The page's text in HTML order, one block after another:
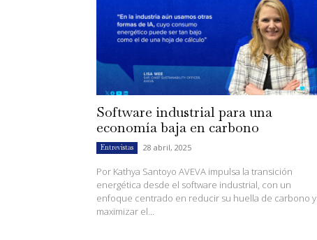
Software industrial para una
economía baja en carbono
Entrevistas 28 abril, 2025
Por Kathya Santoyo AVEVA impulsa la transición
energética desde el software industrial, con un
enfoque centrado en reducir su huella de carbono y
maximizar el...